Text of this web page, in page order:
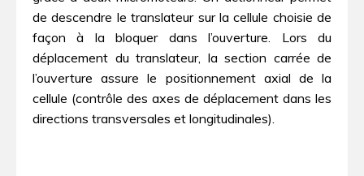
de descendre le translateur sur la cellule choisie de
façon à la bloquer dans l’ouverture. Lors du
déplacement du translateur, la section carrée de
l’ouverture assure le positionnement axial de la
cellule (contrôle des axes de déplacement dans les
directions transversales et longitudinales).